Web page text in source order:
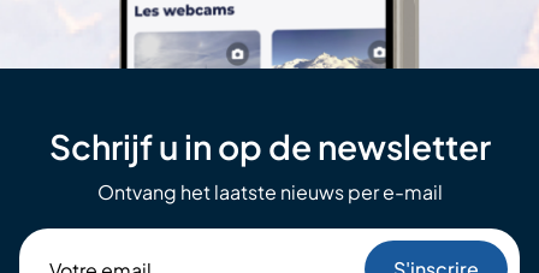
Schrijf u in op de newsletter
Ontvang het laatste nieuws per e-mail